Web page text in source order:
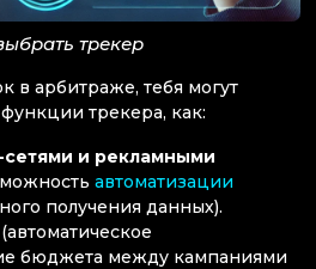
трекер
в арбитраже, тебя могут
трекера, как:
сетями и рекламными
автоматизации
получения данных).
(автоматическое
бюджета между кампаниями